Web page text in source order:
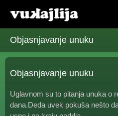
Objasnjavanje unuku
Objasnjavanje unuku
Uglavnom su to pitanja unuka o
dana.Deda uvek pokuša nešto